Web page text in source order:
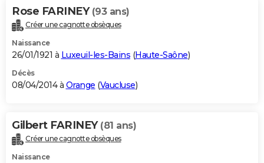
Rose FARINEY (93 ans)
Créer une cagnotte obsèques
Naissance
26/01/1921 à Luxeuil-les-Bains (Haute-Saône)
Décès
08/04/2014 à Orange (Vaucluse)
Gilbert FARINEY (81 ans)
Créer une cagnotte obsèques
Naissance